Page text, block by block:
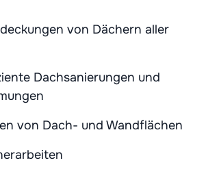
von Dächern aller
Dachsanierungen und
von Dach- und Wandflächen